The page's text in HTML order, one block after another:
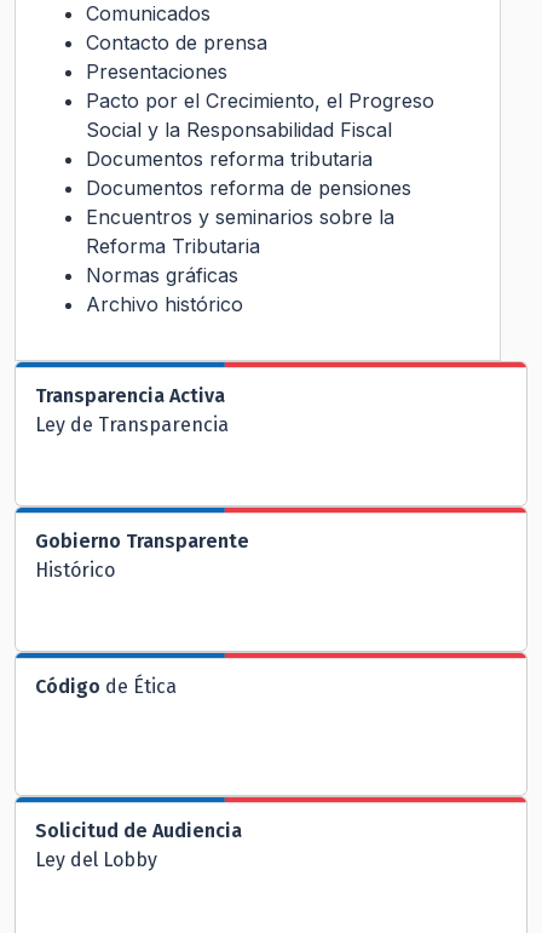
Comunicados
Contacto de prensa
Presentaciones
Pacto por el Crecimiento, el Progreso
Social y la Responsabilidad Fiscal
Documentos reforma tributaria
Documentos reforma de pensiones
Encuentros y seminarios sobre la
Reforma Tributaria
Normas gráficas
Archivo histórico
Transparencia Activa
Ley de Transparencia
Gobierno Transparente
Histórico
Código de Ética
Solicitud de Audiencia
Ley del Lobby